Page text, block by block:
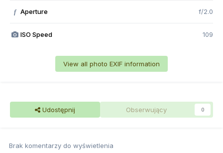
f Aperture f/2.0
ISO Speed 109
View all photo EXIF information
Udostępnij Obserwujący 0
Brak komentarzy do wyświetlenia